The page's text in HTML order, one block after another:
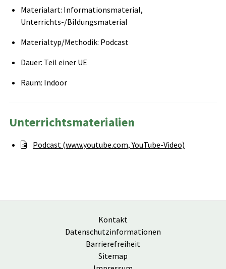
Materialart: Informationsmaterial,
Unterrichts-/Bildungsmaterial
Materialtyp/Methodik: Podcast
Dauer: Teil einer UE
Raum: Indoor
Unterrichtsmaterialien
Podcast (www.youtube.com, YouTube-Video)
Kontakt
Datenschutzinformationen
Barrierefreiheit
Sitemap